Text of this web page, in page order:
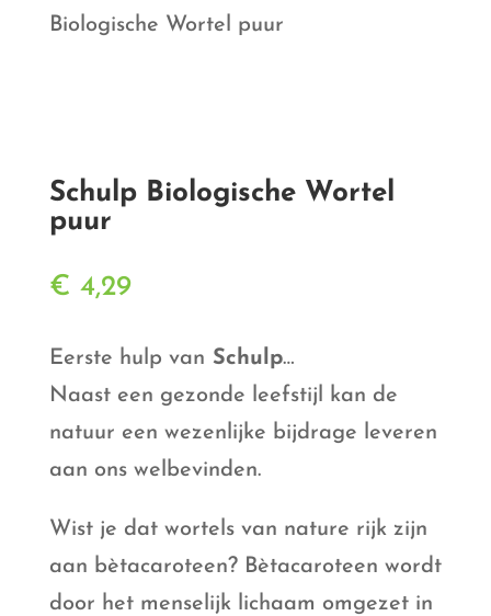
Biologische Wortel puur
Schulp Biologische Wortel
puur
€ 4,29
Eerste hulp van Schulp…
Naast een gezonde leefstijl kan de
natuur een wezenlijke bijdrage leveren
aan ons welbevinden.
Wist je dat wortels van nature rijk zijn
aan bètacaroteen? Bètacaroteen wordt
door het menselijk lichaam omgezet in